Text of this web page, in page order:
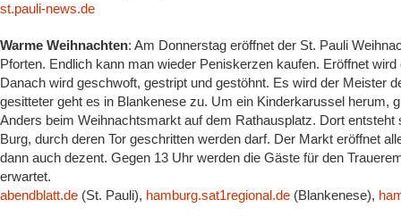
st.pauli-news.de
Warme Weihnachten: Am Donnerstag eröffnet der St. Pauli
Pforten. Endlich kann man wieder Peniskerzen kaufen. Eröffnet
Danach wird geschwoft, gestript und gestöhnt. Es wird der Meister
gesitteter geht es in Blankenese zu. Um ein Kinderkarussel herum,
Anders beim Weihnachtsmarkt auf dem Rathausplatz. Dort
Burg, durch deren Tor geschritten werden darf. Der Markt eröffnet
dann auch dezent. Gegen 13 Uhr werden die Gäste für den
erwartet.
abendblatt.de (St. Pauli), hamburg.sat1regional.de (Blankenese),